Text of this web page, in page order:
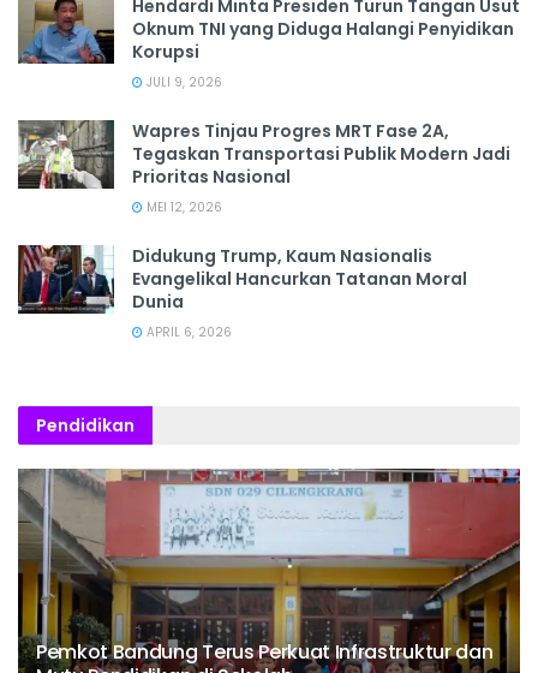
Hendardi Minta Presiden Turun Tangan Usut
Oknum TNI yang Diduga Halangi Penyidikan
Korupsi
JULI 9, 2026
Wapres Tinjau Progres MRT Fase 2A,
Tegaskan Transportasi Publik Modern Jadi
Prioritas Nasional
MEI 12, 2026
Didukung Trump, Kaum Nasionalis
Evangelikal Hancurkan Tatanan Moral
Dunia
APRIL 6, 2026
Pendidikan
Pemkot Bandung Terus Perkuat Infrastruktur dan